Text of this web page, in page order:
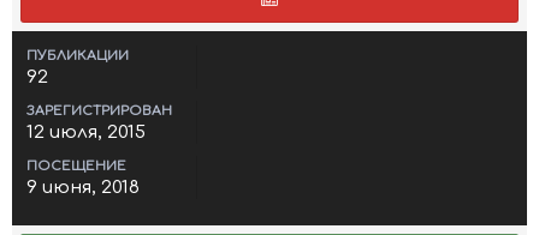
ПУБЛИКАЦИИ
92
ЗАРЕГИСТРИРОВАН
12 июля, 2015
ПОСЕЩЕНИЕ
9 июня, 2018